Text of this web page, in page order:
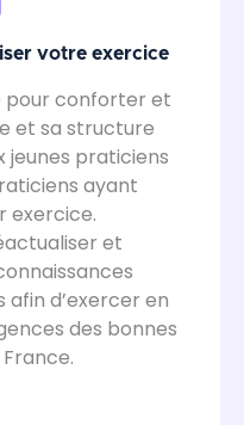
votre exercice
pour conforter et
et sa structure
jeunes praticiens
ayant
exercice.
et
d’exercer en
des bonnes